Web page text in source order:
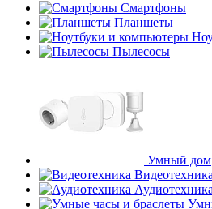
Смартфоны
Планшеты
Пылесосы
Умный дом
Видеотехника
Аудиотехника